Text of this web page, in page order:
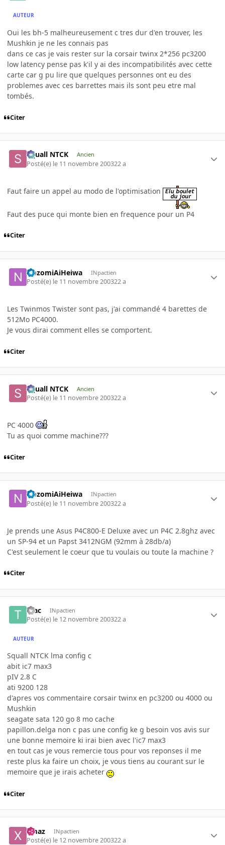
AUTEUR
Oui les bh-5 malheureusement c tres dur d'en trouver, les
Mushkin je ne les connais pas
dans ce cas je vais rester sur la corsair twinx 2*256 pc3200
low latency pense pas k'il y ai des incompatibilités avec cette
carte car g pu lire que quelques personnes ont eu des
problemes avec ces barrettes mais ils sont peu etre mal
tombés.
Citer
Squall NTCK Ancien
Posté(e) le 11 novembre 200322 a
Faut faire un appel au modo de l'optimisation
Faut des puce qui monte bien en frequence pour un P4
Citer
NozomiAiHeiwa INpactien
Posté(e) le 11 novembre 200322 a
Les Twinmos Twister sont pas, j'ai commandé 4 barettes de
512Mo PC4000.
Je vous dirai comment elles se comportent.
Citer
Squall NTCK Ancien
Posté(e) le 11 novembre 200322 a
PC 4000
Tu as quoi comme machine???
Citer
NozomiAiHeiwa INpactien
Posté(e) le 11 novembre 200322 a
Je prends une Asus P4C800-E Deluxe avec un P4C 2.8ghz avec
un SP-94 et un Papst 3412NGM (92mm à 28db/a)
C'est seulement le coeur que tu voulais ou toute la machine ?
Citer
teac INpactien
Posté(e) le 12 novembre 200322 a
AUTEUR
Squall NTCK lma config c
abit ic7 max3
pIV 2.8 C
ati 9200 128
d'apres vos commentaire corsair twinx en pc3200 ou 4000 ou
Mushkin
seagate sata 120 go 8 mo cache
papillon.delga non c pas une config ke g besoin vos avis sur
une bonne memoire ki irai bien avec l'ic7 max3
en tout cas je vous remercie tous pour vos reponses il me
reste plus ka faire un choix, je vous tiens au courant sur le
memoire que je irais acheter
Citer
xmaz INpactien
Posté(e) le 12 novembre 200322 a